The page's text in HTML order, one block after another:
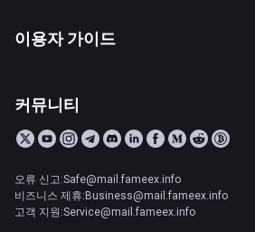
이용자 가이드
커뮤니티
오류 신고:Safe@mail.fameex.info
비즈니스 제휴:Business@mail.fameex.info
고객 지원:Service@mail.fameex.info